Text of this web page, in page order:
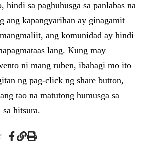
hindi sa paghuhusga sa panlabas na
ang kapangyarihan ay ginagamit
ang komunidad ay hindi
lang. Kung may
ni mang ruben, ibahagi mo ito
ng pag-click ng share button,
tao na matutong humusga sa
hitsura.